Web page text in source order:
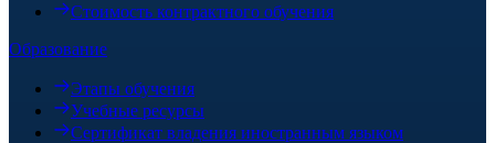
Стоимость контрактного обучения
Образование
Этапы обучения
Учебные ресурсы
Сертификат владения иностранным языком